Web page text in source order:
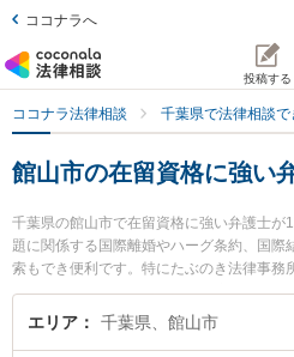
ココナラへ
投稿する
ココナラ法律相談 千葉県で法律相談
館山市の在留資格に強い
千葉県の館山市で在留資格に強い弁護士が
題に関係する国際離婚やハーグ条約、国際
索もでき便利です。特にたぶのき法律事務
情報や弁護士費用、強みなどが注目され
生した在留資格のトラブルを今すぐに弁護
エリア 千葉県、館山市